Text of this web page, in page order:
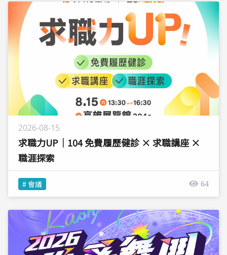
2026-08-15
求職力UP｜104 免費履歷健診 × 求職講座 ×
職涯探索
# 會議 64